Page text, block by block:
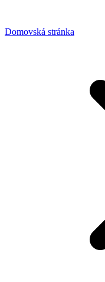
Domovská stránka